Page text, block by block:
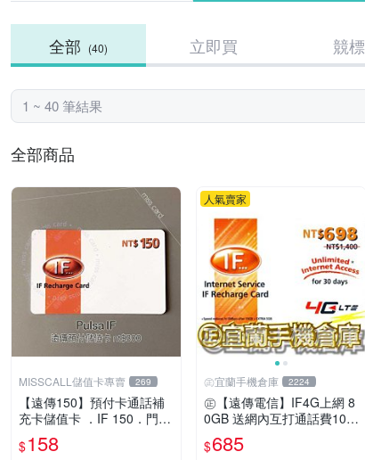
全部 (40) 立即買 競標
1 ~ 40 筆結果
全部商品
MISSCALL儲值卡專賣 269
【遠傳150】預付卡通話補
充卡儲值卡 ．IF 150．門號
延展ifu⚡MissCall儲值卡專
賣
$158
人氣賣家
㊣宜蘭手機倉庫 2224
㊣【遠傳電信】IF4G上網 8
0GB 送網內互打通話費10,0
00元㊣宜蘭手機倉庫
$685